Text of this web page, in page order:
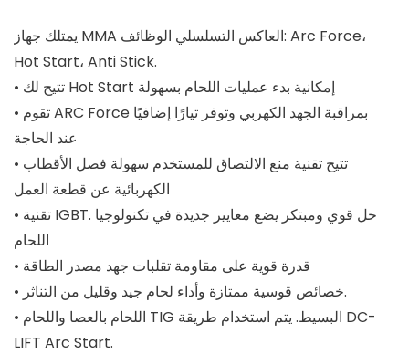
يمتلك جهاز MMA العاكس التسلسلي الوظائف: Arc Force،
Hot Start، Anti Stick.
• تتيح لك Hot Start إمكانية بدء عمليات اللحام بسهولة
• تقوم ARC Force بمراقبة الجهد الكهربي وتوفر تيارًا إضافيًا
عند الحاجة
• تتيح تقنية منع الالتصاق للمستخدم سهولة فصل الأقطاب
الكهربائية عن قطعة العمل
• تقنية IGBT. حل قوي ومبتكر يضع معايير جديدة في تكنولوجيا
اللحام
• قدرة قوية على مقاومة تقلبات جهد مصدر الطاقة
• خصائص قوسية ممتازة وأداء لحام جيد وقليل من التناثر.
• اللحام بالعصا واللحام TIG البسيط. يتم استخدام طريقة DC-
LIFT Arc Start.